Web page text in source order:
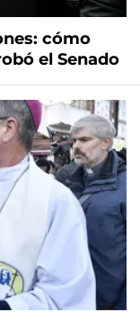
cómo
el Senado